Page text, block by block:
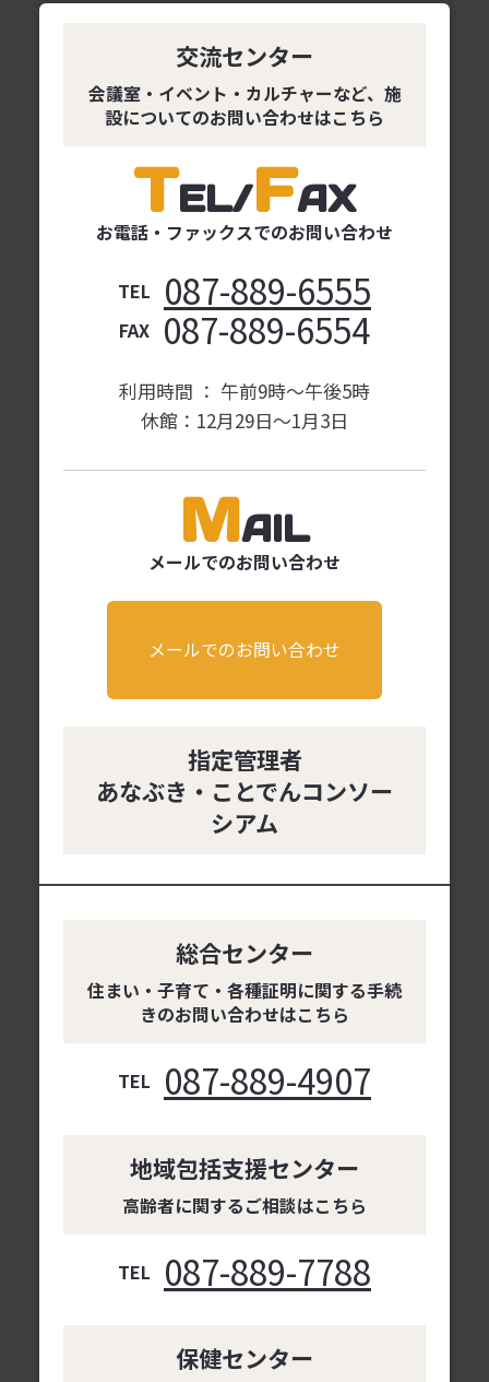
交流センター
会議室・イベント・カルチャーなど、 施
設についてのお問い合わせはこちら
TEL/FAX
お電話・ファックスでのお問い合わせ
TEL 087-889-6555
FAX 087-889-6554
利用時間 ： 午前9時〜午後5時
休館：12月29日～1月3日
MAIL
メールでのお問い合わせ
メールでのお問い合わせ
指定管理者
あなぶき・ことでんコンソー
シアム
総合センター
住まい・子育て・各種証明に関する手続
きのお問い合わせはこちら
TEL 087-889-4907
地域包括支援センター
高齢者に関するご相談はこちら
TEL 087-889-7788
保健センター